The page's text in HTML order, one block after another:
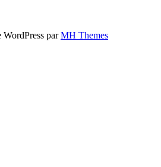
parMH Themes